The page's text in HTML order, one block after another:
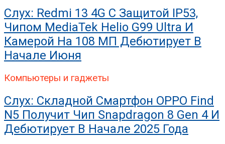
Слух: Redmi 13 4G С Защитой IP53,
Чипом MediaTek Helio G99 Ultra И
Камерой На 108 МП Дебютирует В
Начале Июня
Компьютеры и гаджеты
Слух: Складной Смартфон OPPO Find
N5 Получит Чип Snapdragon 8 Gen 4 И
Дебютирует В Начале 2025 Года